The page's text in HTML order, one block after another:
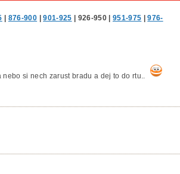
876-900 |901-925 926-950| 951-975 |976-
si nech zarust bradu a dej to do rtu..